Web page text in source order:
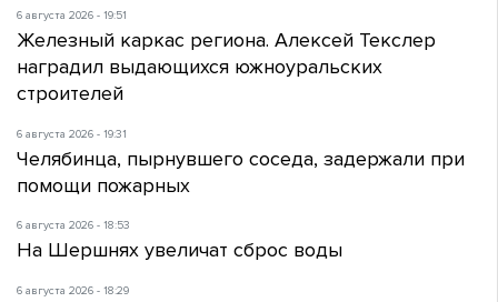
6 августа 2026 - 19:51
Железный каркас региона. Алексей Текслер
наградил выдающихся южноуральских
строителей
6 августа 2026 - 19:31
Челябинца, пырнувшего соседа, задержали при
помощи пожарных
6 августа 2026 - 18:53
На Шершнях увеличат сброс воды
6 августа 2026 - 18:29